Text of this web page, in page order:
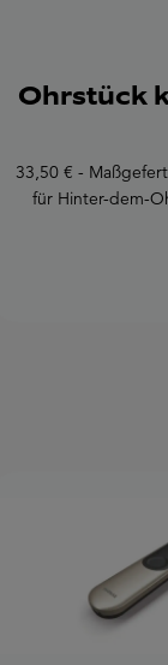
Ohrstück
33,50 € -
für Hinter-dem-